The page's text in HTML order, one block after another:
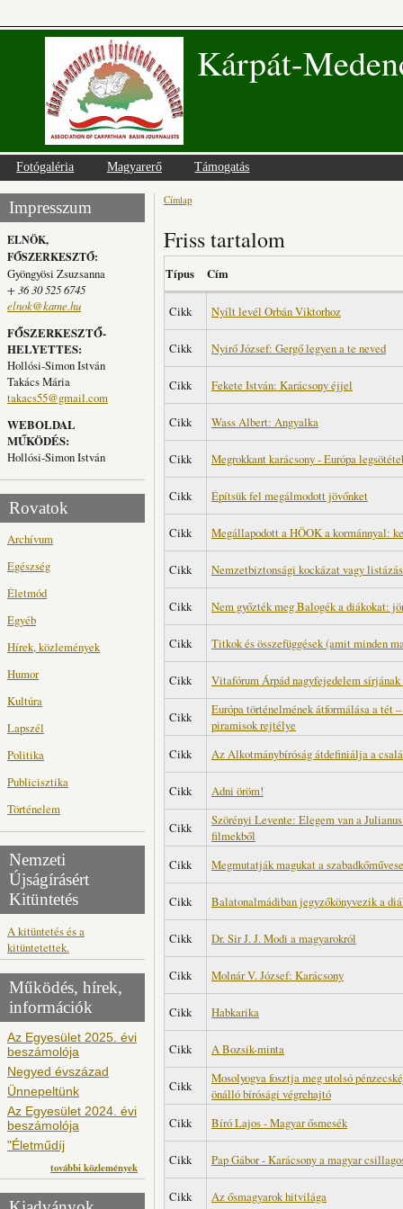
Kárpát-
Fotógaléria Magyarerő Támogatás
Impresszum
ELNÖK,
FŐSZERKESZTŐ:
Gyöngyösi Zsuzsanna
+ 36 30 525 6745
elnok@kame.hu
FŐSZERKESZTŐ-
HELYETTES:
Hollósi-Simon István
Takács Mária
takacs55@gmail.com
WEBOLDAL
MŰKÖDÉS:
Hollósi-Simon István
Rovatok
Archívum
Egészség
Életmód
Egyéb
Hírek, közlemények
Humor
Kultúra
Lapszél
Politika
Publicisztika
Történelem
Nemzeti
Újságírásért
Kitüntetés
A kitüntetés és a
kitüntetettek.
Működés, hírek,
információk
Az Egyesület 2025. évi
beszámolója
Negyed évszázad
Ünnepeltünk
Az Egyesület 2024. évi
beszámolója
"Életműdíj
további közlemények
Jelenlegi hely
Címlap
Friss tartalom
Típus Cím
Cikk Nyílt levél Orbán Viktorhoz
Cikk Nyirő József: Gergő legyen a te neved
Cikk Fekete István: Karácsony éjjel
Cikk Wass Albert: Angyalka
Cikk Megrokkant karácsony - Európa
Cikk Építsük fel megálmodott jövőnket
Cikk Megállapodott a HÖOK a kormánnyal:
Cikk Nemzetbiztonsági kockázat vagy
Cikk Nem győzték meg Balogék a diákokat:
Cikk Titkok és összefüggések (amit minden
Cikk Vitafórum Árpád nagyfejedelem sírjának
Cikk
Európa történelmének átformálása a tét
piramisok rejtélye
Cikk
Az Alkotmánybíróság átdefiniálja a
Cikk Adni öröm!
Cikk
Szörényi Levente: Elegem van a
filmekből
Cikk
Megmutatják magukat a
Cikk Balatonalmádiban jegyzőkönyvezik a
Cikk Dr. Sir J. J. Modi a magyarokról
Cikk Molnár V. József: Karácsony
Cikk Habkarika
Cikk A Bozsik-minta
Cikk
Mosolyogva fosztja meg utolsó
önálló bírósági végrehajtó
Cikk
Bíró Lajos - Magyar ősmesék
Cikk Pap Gábor - Karácsony a magyar
Cikk Az ősmagyarok hitvilága